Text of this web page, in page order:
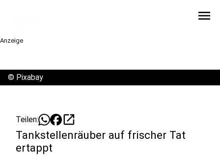
menu
Anzeige
© Pixabay
Teilen: open_in_new
Tankstellenräuber auf frischer Tat
ertappt